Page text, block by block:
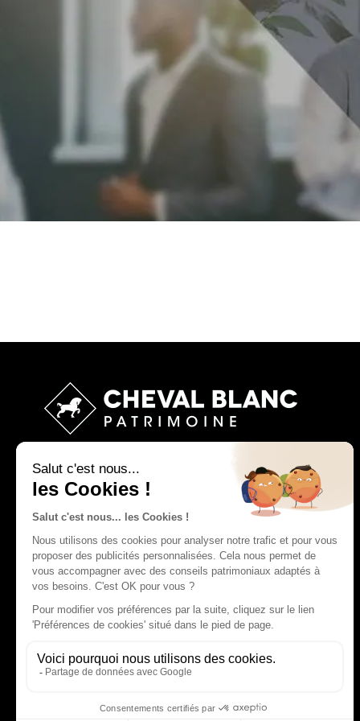
Cheval Blanc Patrimoine accompagne ses clients
dans la structuration, la pérennisation et la croissance
de leur patrimoine.
Coordonnées
contact@chevalblanc-patrimoine.fr
51, rue Saint-Didier, 75016 Paris
01 85 084 084
Suivez-nous sur les réseaux :